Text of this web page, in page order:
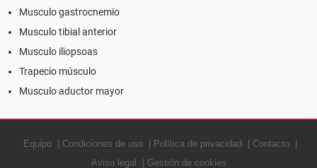
Musculo gastrocnemio
Musculo tibial anterior
Musculo iliopsoas
Trapecio músculo
Musculo aductor mayor
Equipo Condiciones de uso Política de privacidad
Contacto
Aviso legal
Gestión de cookies